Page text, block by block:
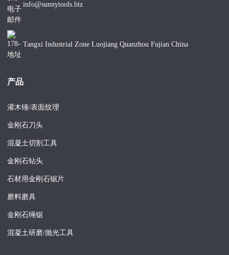
info@sunnytools.biz
Tangxi Industrial Zone Luojiang Quanzhou Fujian China
产品
灌木锤/表面纹理
金刚石刀头
混凝土切割工具
金刚石钻头
石材用金刚石锯片
磨料磨具
金刚石绳锯
混凝土研磨/抛光工具